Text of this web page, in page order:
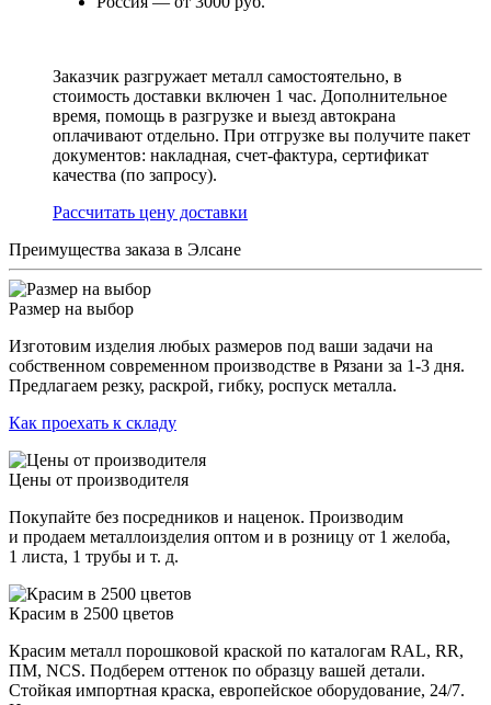
Заказчик разгружает металл самостоятельно, в
стоимость доставки включен 1 час. Дополнительное
время, помощь в разгрузке и выезд автокрана
оплачивают отдельно. При отгрузке вы получите пакет
документов: накладная, счет-фактура, сертификат
качества (по запросу).
Раcсчитать цену доставки
Преимущества заказа в Элсане
Размер на выбор
Изготовим изделия любых размеров под ваши задачи на
собственном современном производстве в Рязани за 1-3 дня.
Предлагаем резку, раскрой, гибку, роспуск металла.
Как проехать к складу
Цены от производителя
Покупайте без посредников и наценок. Производим
и продаем металлоизделия оптом и в розницу от 1 желоба,
1 листа, 1 трубы и т. д.
Красим в 2500 цветов
Красим металл порошковой краской по каталогам RAL, RR,
ПМ, NCS. Подберем оттенок по образцу вашей детали.
Стойкая импортная краска, европейское оборудование, 24/7.